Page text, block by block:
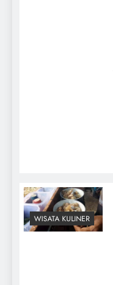
WISATA KULINER